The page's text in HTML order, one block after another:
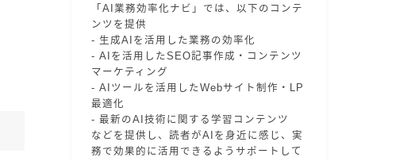
「AI業務効率化ナビ」では、以下のコンテ
ンツを提供
- 生成AIを活用した業務の効率化
- AIを活用したSEO記事作成・コンテンツ
マーケティング
- AIツールを活用したWebサイト制作・LP
最適化
- 最新のAI技術に関する学習コンテンツ
などを提供し、読者がAIを身近に感じ、実
務で効果的に活用できるようサポートして